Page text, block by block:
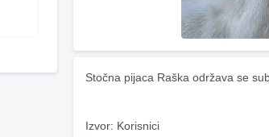
Stočna pijaca Raška održava se
Izvor: Korisnici